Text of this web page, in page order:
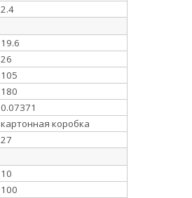
2.4
19.6
26
105
180
0.07371
картонная коробка
27
10
100